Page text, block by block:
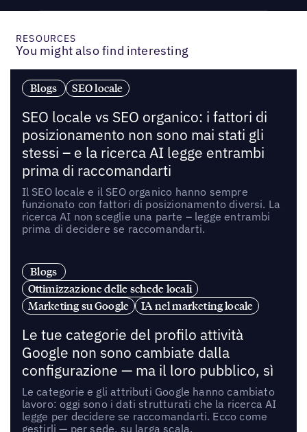
RESOURCES
You might also find interesting
Blogs SEO locale
SEO locale vs SEO organico: i fattori di
posizionamento non sono mai stati gli
stessi – e la ricerca AI legge entrambi
prima di raccomandarti
Il SEO locale e il SEO organico hanno sempre
funzionato con fattori di posizionamento diversi. La
ricerca AI non sceglie una parte – legge entrambi
prima di decidere se raccomandarti.
Blogs
Ottimizzazione delle schede locali
Marketing su Google
IA nel marketing locale
Le tue categorie del profilo attività
Google non sono cambiate dalla
configurazione — ma il loro pubblico, sì
Le categorie e gli attributi Google hanno cambiato
lavoro: oggi sono i dati strutturati che la ricerca AI
legge per decidere se raccomandarti. Ecco come
gestirli — per sede, su larga scala.